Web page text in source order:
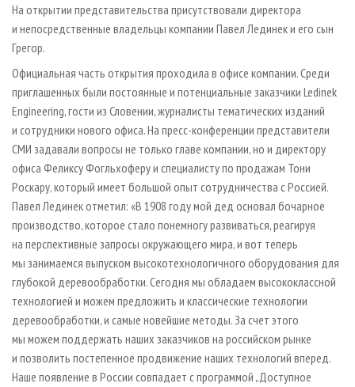
На открытии представительства присутствовали директора
и непосредственные владельцы компании Павел Лединек и его сын
Грегор.
Официальная часть открытия проходила в офисе компании. Среди
приглашенных были постоянные и потенциальные заказчики Ledinek
Engineering, гости из Словении, журналисты тематических изданий
и сотрудники нового офиса. На пресс-конференции представители
СМИ задавали вопросы не только главе компании, но и директору
офиса Феликсу Фогльхоферу и специалисту по продажам Тони
Роскару, который имеет большой опыт сотрудничества с Россией.
Павел Лединек отметил: «В 1908 году мой дед основал бочарное
производство, которое стало понемногу развиваться, реагируя
на перспективные запросы окружающего мира, и вот теперь
мы занимаемся выпуском высокотехнологичного оборудования для
глубокой деревообработки. Сегодня мы обладаем высококлассной
технологией и можем предложить и классические технологии
деревообработки, и самые новейшие методы. За счет этого
мы можем поддержать наших заказчиков на российском рынке
и позволить постепенное продвижение наших технологий вперед.
Наше появление в России совпадает с программой „Доступное